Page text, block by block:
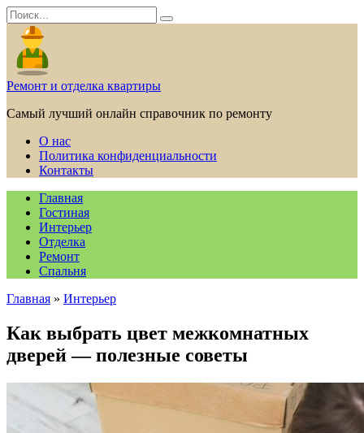
Перейти
к
содержанию
Search
for:
Ремонт и отделка квартиры
Самый лучший онлайн справочник по ремонту
О нас
Политика конфиденциальности
Контакты
Главная
Гостиная
Интерьер
Отделка
Ремонт
Спальня
Главная » Интерьер
Как выбрать цвет межкомнатных
дверей — полезные советы